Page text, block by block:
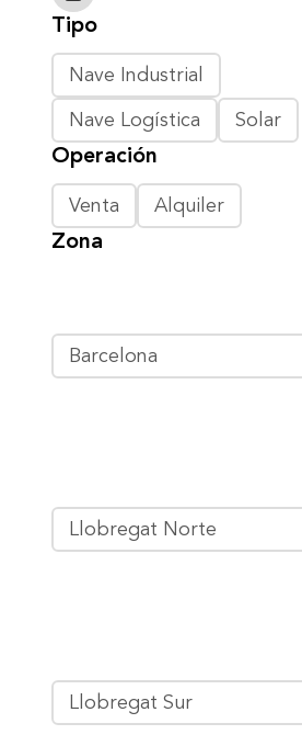
Tipo
Nave Industrial
Nave Logística Solar
Operación
Venta Alquiler
Zona
Barcelona
Llobregat Norte
Llobregat Sur